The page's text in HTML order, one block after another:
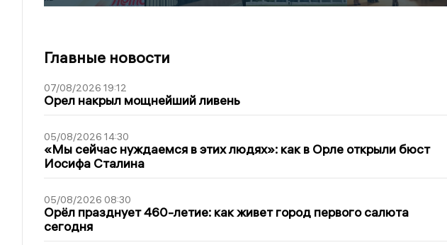
Главные новости
07/08/2026 19:12
Орел накрыл мощнейший ливень
05/08/2026 14:30
«Мы сейчас нуждаемся в этих людях»: как в Орле открыли бюст
Иосифа Сталина
05/08/2026 08:30
Орёл празднует 460-летие: как живет город первого салюта
сегодня